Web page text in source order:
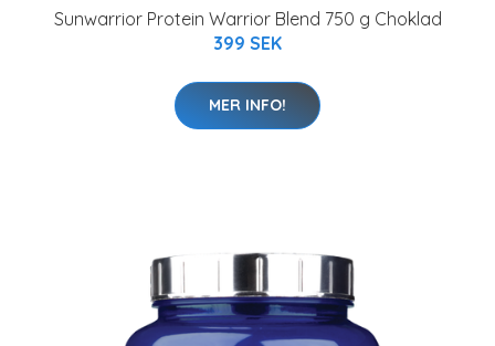
Sunwarrior Protein Warrior Blend 750 g Choklad
399 SEK
MER INFO!